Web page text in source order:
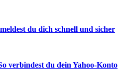
du dich schnell und sicher
verbindest du dein Yahoo-Konto